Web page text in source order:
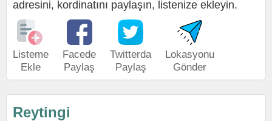
adresini, kordinatını paylaşın, listenize ekleyin.
Listeme
Ekle
Facede
Paylaş
Twitterda
Paylaş
Lokasyonu
Gönder
Reytingi